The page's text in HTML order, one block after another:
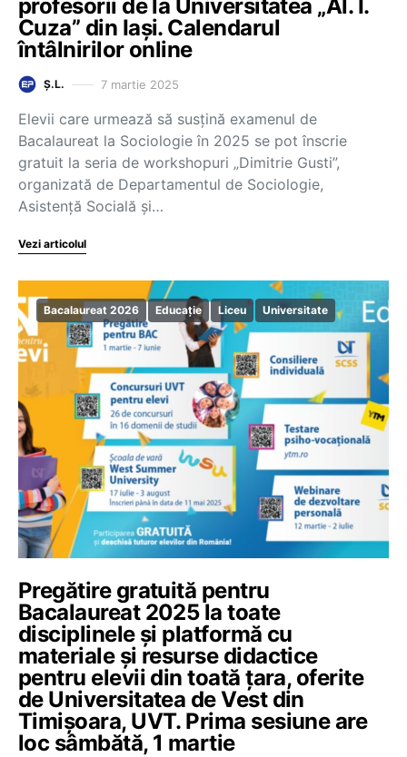
profesorii de la Universitatea „Al. I.
Cuza” din Iași. Calendarul
întâlnirilor online
Ș.L. 7 martie 2025
Elevii care urmează să susțină examenul de
Bacalaureat la Sociologie în 2025 se pot înscrie
gratuit la seria de workshopuri „Dimitrie Gusti”,
organizată de Departamentul de Sociologie,
Asistență Socială și…
Vezi articolul
Bacalaureat 2026 Educație Liceu Universitate
Pregătire gratuită pentru
Bacalaureat 2025 la toate
disciplinele și platformă cu
materiale și resurse didactice
pentru elevii din toată țara, oferite
de Universitatea de Vest din
Timișoara, UVT. Prima sesiune are
loc sâmbătă, 1 martie